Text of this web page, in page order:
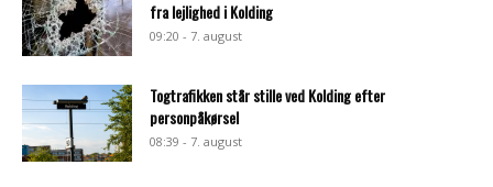
fra lejlighed i Kolding
09:20 - 7. august
Togtrafikken står stille ved Kolding efter
personpåkørsel
08:39 - 7. august